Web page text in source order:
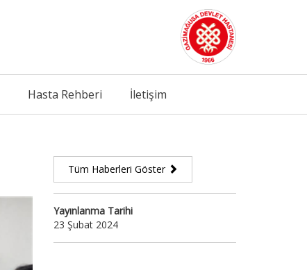
Hasta Rehberi İletişim
Tüm Haberleri Göster
Yayınlanma Tarihi
23 Şubat 2024